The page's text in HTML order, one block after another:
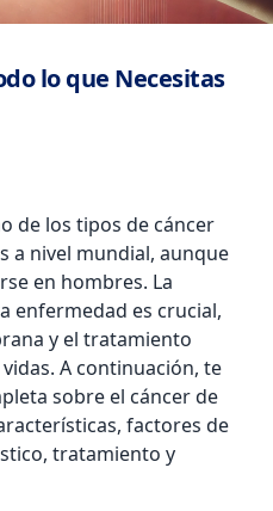
lo que Necesitas
de los tipos de cáncer
a nivel mundial, aunque
en hombres. La
enfermedad es crucial,
y el tratamiento
A continuación, te
sobre el cáncer de
factores de
tratamiento y